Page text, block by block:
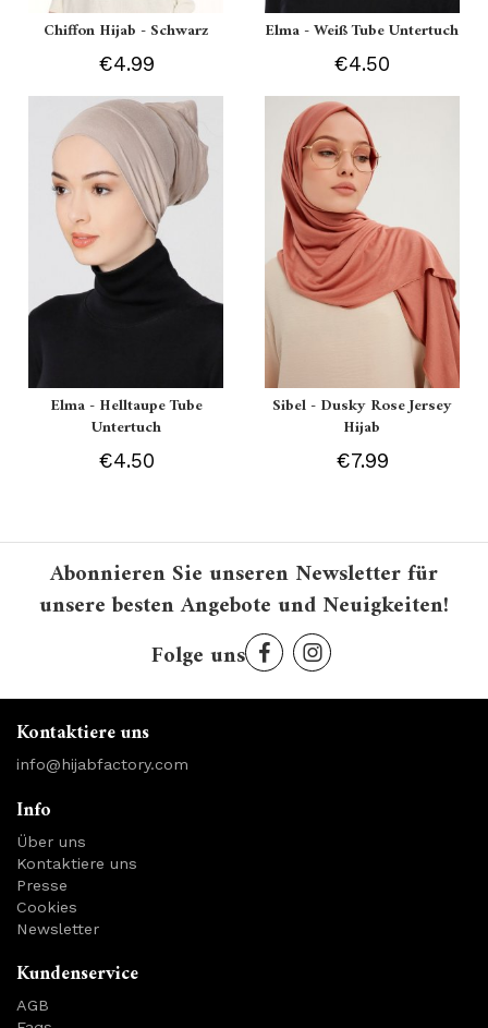
Chiffon Hijab - Schwarz
€4.99
Elma - Weiß Tube Untertuch
€4.50
Elma - Helltaupe Tube
Untertuch
€4.50
Sibel - Dusky Rose Jersey
Hijab
€7.99
Abonnieren Sie unseren Newsletter für
unsere besten Angebote und Neuigkeiten!
Folge uns
Kontaktiere uns
info@hijabfactory.com
Info
Über uns
Kontaktiere uns
Presse
Cookies
Newsletter
Kundenservice
AGB